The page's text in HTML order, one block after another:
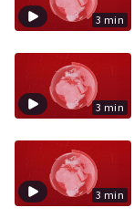
3 min
3 min
3 min